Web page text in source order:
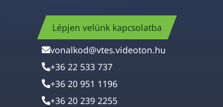
Lépjen velünk kapcsolatba
vonalkod@vtes.videoton.hu
+36 22 533 737
+36 20 951 1196
+36 20 239 2255